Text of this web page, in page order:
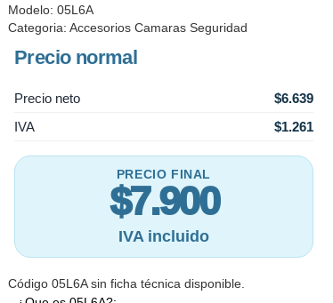
Modelo: 05L6A
Categoria: Accesorios Camaras Seguridad
Precio normal
Precio neto
$6.639
IVA
$1.261
PRECIO FINAL
$7.900
IVA incluido
Código 05L6A sin ficha técnica disponible.